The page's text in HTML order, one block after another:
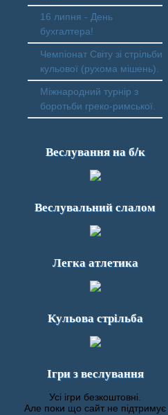
16 липня - День
бухгалтера!
Чемпіонат Світу зі стрільби
кульової (рухома мішень).
Міжнародний турнір з
боротьби греко-римської.
Веслування на б/к
Веслувальний слалом
Легка атлетика
Кульова стрільба
Ігри з веслування
Усі ігри безкоштовні.
Але поки що сайт не підтримує